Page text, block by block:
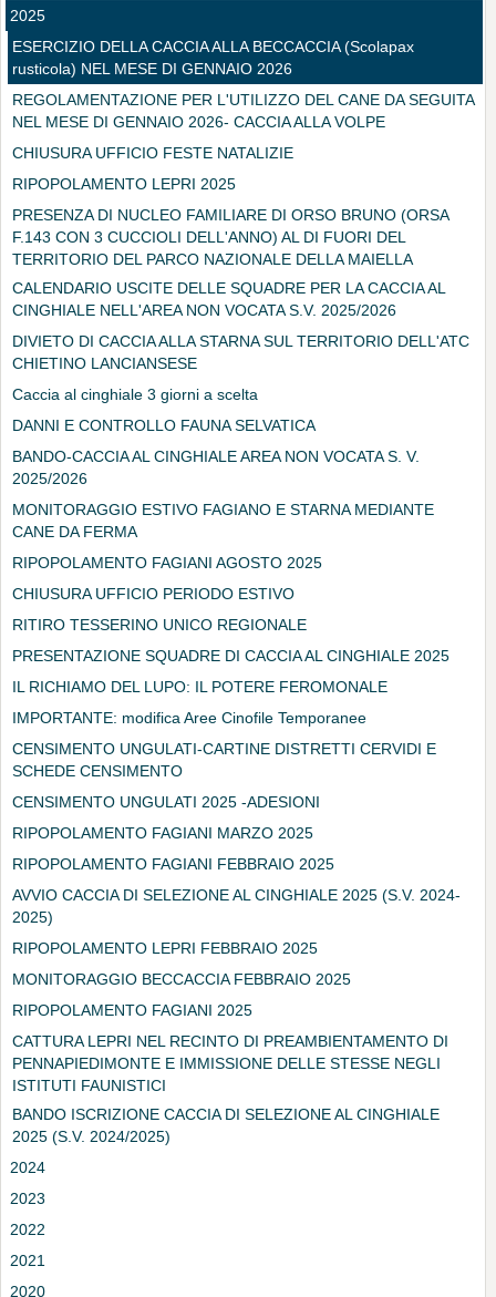
2025
ESERCIZIO DELLA CACCIA ALLA BECCACCIA (Scolapax
rusticola) NEL MESE DI GENNAIO 2026
REGOLAMENTAZIONE PER L'UTILIZZO DEL CANE DA SEGUITA
NEL MESE DI GENNAIO 2026- CACCIA ALLA VOLPE
CHIUSURA UFFICIO FESTE NATALIZIE
RIPOPOLAMENTO LEPRI 2025
PRESENZA DI NUCLEO FAMILIARE DI ORSO BRUNO (ORSA
F.143 CON 3 CUCCIOLI DELL'ANNO) AL DI FUORI DEL
TERRITORIO DEL PARCO NAZIONALE DELLA MAIELLA
CALENDARIO USCITE DELLE SQUADRE PER LA CACCIA AL
CINGHIALE NELL'AREA NON VOCATA S.V. 2025/2026
DIVIETO DI CACCIA ALLA STARNA SUL TERRITORIO DELL'ATC
CHIETINO LANCIANSESE
Caccia al cinghiale 3 giorni a scelta
DANNI E CONTROLLO FAUNA SELVATICA
BANDO-CACCIA AL CINGHIALE AREA NON VOCATA S. V.
2025/2026
MONITORAGGIO ESTIVO FAGIANO E STARNA MEDIANTE
CANE DA FERMA
RIPOPOLAMENTO FAGIANI AGOSTO 2025
CHIUSURA UFFICIO PERIODO ESTIVO
RITIRO TESSERINO UNICO REGIONALE
PRESENTAZIONE SQUADRE DI CACCIA AL CINGHIALE 2025
IL RICHIAMO DEL LUPO: IL POTERE FEROMONALE
IMPORTANTE: modifica Aree Cinofile Temporanee
CENSIMENTO UNGULATI-CARTINE DISTRETTI CERVIDI E
SCHEDE CENSIMENTO
CENSIMENTO UNGULATI 2025 -ADESIONI
RIPOPOLAMENTO FAGIANI MARZO 2025
RIPOPOLAMENTO FAGIANI FEBBRAIO 2025
AVVIO CACCIA DI SELEZIONE AL CINGHIALE 2025 (S.V. 2024-
2025)
RIPOPOLAMENTO LEPRI FEBBRAIO 2025
MONITORAGGIO BECCACCIA FEBBRAIO 2025
RIPOPOLAMENTO FAGIANI 2025
CATTURA LEPRI NEL RECINTO DI PREAMBIENTAMENTO DI
PENNAPIEDIMONTE E IMMISSIONE DELLE STESSE NEGLI
ISTITUTI FAUNISTICI
BANDO ISCRIZIONE CACCIA DI SELEZIONE AL CINGHIALE
2025 (S.V. 2024/2025)
2024
2023
2022
2021
2020